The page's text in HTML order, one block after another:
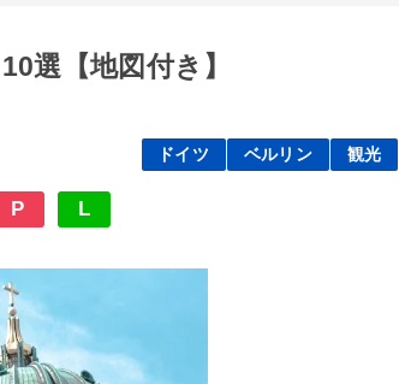
選【地図付き】
ドイツ ベルリン 観光
P L